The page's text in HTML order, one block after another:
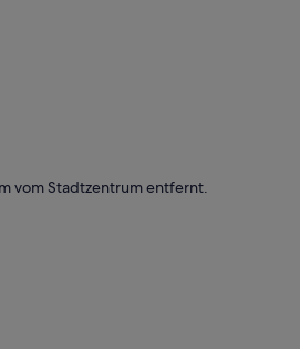
vom Stadtzentrum entfernt.